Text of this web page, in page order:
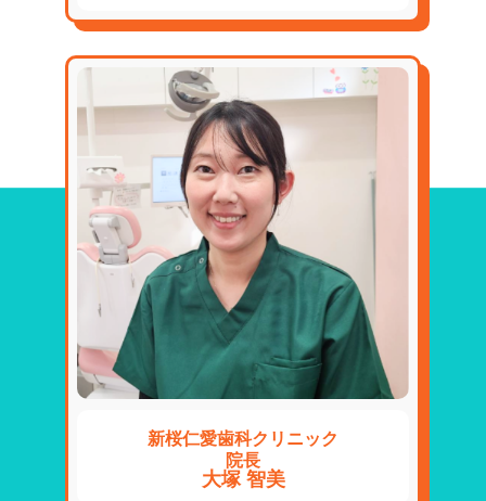
新桜仁愛歯科クリニック
院長
大塚 智美